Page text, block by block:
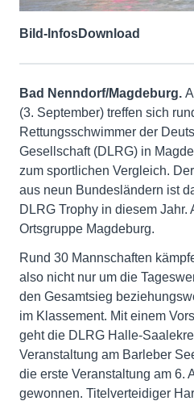
Bild-InfosDownload
Bad Nenndorf/Magdeburg.
(3. September) treffen sich
Rettungsschwimmer der
Gesellschaft (DLRG) in
zum sportlichen Vergleich.
aus neun Bundesländern ist
DLRG Trophy in diesem Jahr.
Ortsgruppe Magdeburg.
Rund 30 Mannschaften
also nicht nur um die
den Gesamtsieg
im Klassement. Mit einem
geht die DLRG Halle-
Veranstaltung am Barleber
die erste Veranstaltung am 6.
gewonnen. Titelverteidiger